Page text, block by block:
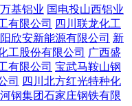
基铝业 国电投山西铝业
有限公司
四川联龙化工
欣安新能源有限公司 新
工股份有限公司 广西盛
有限公司 宝武马鞍山钢
司
四川北方红光特种化
河钢集团石家庄钢铁有限